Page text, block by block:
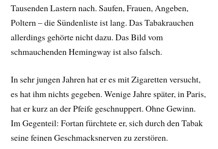
Tausenden Lastern nach. Saufen, Frauen, Angeben,
Poltern – die Sündenliste ist lang. Das Tabakrauchen
allerdings gehörte nicht dazu. Das Bild vom
schmauchenden Hemingway ist also falsch.
In sehr jungen Jahren hat er es mit Zigaretten versucht,
es hat ihm nichts gegeben. Wenige Jahre später, in Paris,
hat er kurz an der Pfeife geschnuppert. Ohne Gewinn.
Im Gegenteil: Fortan fürchtete er, sich durch den Tabak
seine feinen Geschmacksnerven zu zerstören.